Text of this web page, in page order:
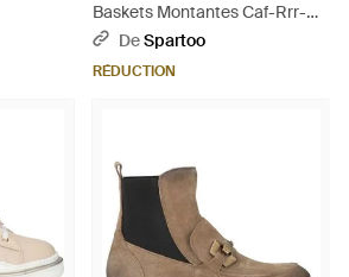
Baskets Montantes Caf-Rrr-
Dm9010-Z001 - Jaune
DeSpartoo
RÉDUCTION